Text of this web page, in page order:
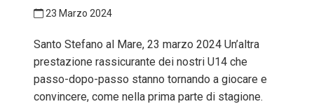
23 Marzo 2024
Santo Stefano al Mare, 23 marzo 2024 Un’altra
prestazione rassicurante dei nostri U14 che
passo-dopo-passo stanno tornando a giocare e
convincere, come nella prima parte di stagione.